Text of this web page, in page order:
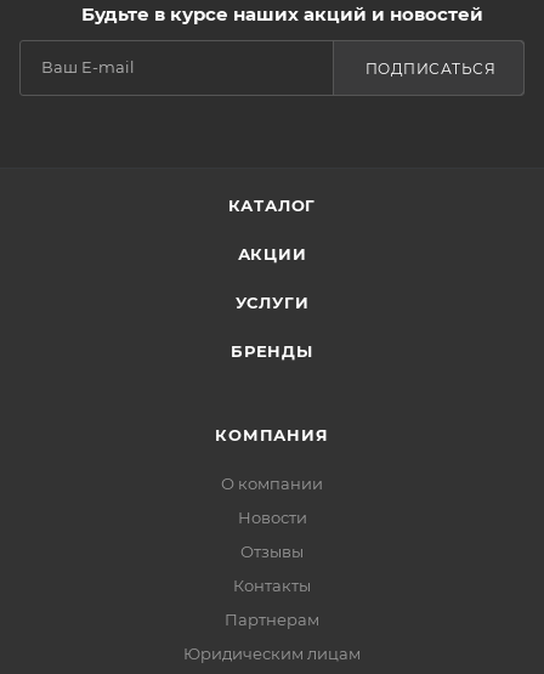
Будьте в курсе наших акций и новостей
ПОДПИСАТЬСЯ
КАТАЛОГ
АКЦИИ
УСЛУГИ
БРЕНДЫ
КОМПАНИЯ
О компании
Новости
Отзывы
Контакты
Партнерам
Юридическим лицам